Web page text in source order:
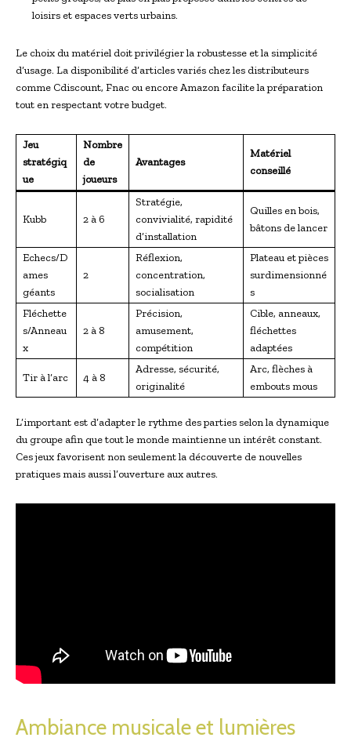
loisirs et espaces verts urbains.
Le choix du matériel doit privilégier la robustesse et la simplicité
d’usage. La disponibilité d’articles variés chez les distributeurs
comme Cdiscount, Fnac ou encore Amazon facilite la préparation
tout en respectant votre budget.
Jeu
stratégiq
ue
Nombre
de
joueurs
Avantages
Matériel
conseillé
Kubb 2 à 6
Stratégie,
convivialité, rapidité
d’installation
Quilles en bois,
bâtons de lancer
Echecs/D
ames
géants
2
Réflexion,
concentration,
socialisation
Plateau et pièces
surdimensionné
s
Fléchette
s/Anneau
x
2 à 8
Précision,
amusement,
compétition
Cible, anneaux,
fléchettes
adaptées
Tir à l’arc 4 à 8
Adresse, sécurité,
originalité
Arc, flèches à
embouts mous
L’important est d’adapter le rythme des parties selon la dynamique
du groupe afin que tout le monde maintienne un intérêt constant.
Ces jeux favorisent non seulement la découverte de nouvelles
pratiques mais aussi l’ouverture aux autres.
Ambiance musicale et lumières